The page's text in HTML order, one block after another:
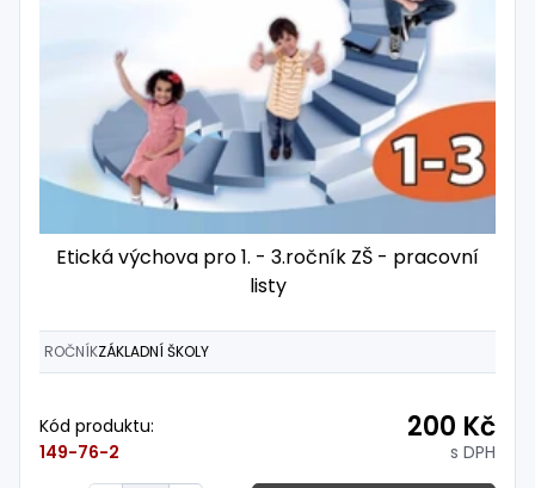
Etická výchova pro 1. - 3.ročník ZŠ - pracovní
listy
ROČNÍKZÁKLADNÍ ŠKOLY
Kód produktu:
149-76-2
200 Kč
s DPH